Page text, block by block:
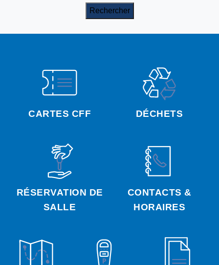
CARTES CFF DÉCHETS
RÉSERVATION DE
SALLE
CONTACTS &
HORAIRES